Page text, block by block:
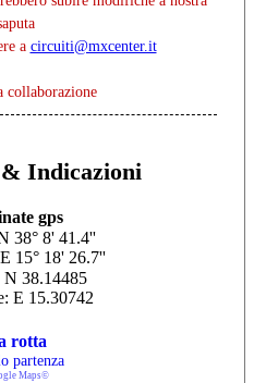
a circuiti@mxcenter.it
collaborazione
Indicazioni
gps
38° 8' 41.4''
15° 18' 26.7''
N 38.14485
E 15.30742
rotta
partenza
Maps©